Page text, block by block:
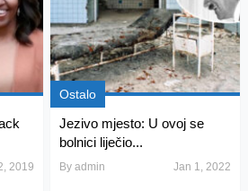
2019
Ostalo
Jezivo mjesto: U ovoj se
bolnici liječio...
Byadmin Jan 1, 2022